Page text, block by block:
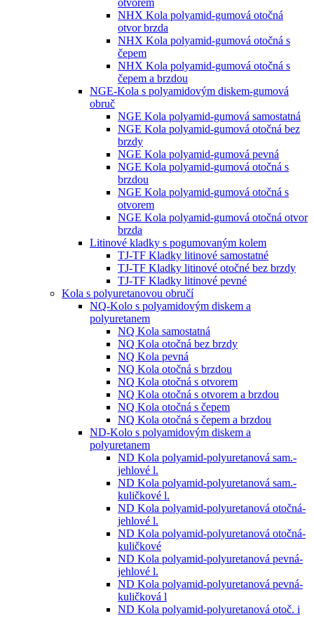
otvorem
NHX Kola polyamid-gumová otočná
otvor brzda
NHX Kola polyamid-gumová otočná s
čepem
NHX Kola polyamid-gumová otočná s
čepem a brzdou
NGE-Kola s polyamidovým diskem-gumová
obruč
NGE Kola polyamid-gumová samostatná
NGE Kola polyamid-gumová otočná bez
brzdy
NGE Kola polyamid-gumová pevná
NGE Kola polyamid-gumová otočná s
brzdou
NGE Kola polyamid-gumová otočná s
otvorem
NGE Kola polyamid-gumová otočná otvor
brzda
Litinové kladky s pogumovaným kolem
TJ-TF Kladky litinové samostatné
TJ-TF Kladky litinové otočné bez brzdy
TJ-TF Kladky litinové pevné
Kola s polyuretanovou obručí
NQ-Kolo s polyamidovým diskem a
polyuretanem
NQ Kola samostatná
NQ Kola otočná bez brzdy
NQ Kola pevná
NQ Kola otočná s brzdou
NQ Kola otočná s otvorem
NQ Kola otočná s otvorem a brzdou
NQ Kola otočná s čepem
NQ Kola otočná s čepem a brzdou
ND-Kolo s polyamidovým diskem a
polyuretanem
ND Kola polyamid-polyuretanová sam.-
jehlové l.
ND Kola polyamid-polyuretanová sam.-
kuličkové l.
ND Kola polyamid-polyuretanová otočná-
jehlové l.
ND Kola polyamid-polyuretanová otočná-
kuličkové
ND Kola polyamid-polyuretanová pevná-
jehlové l.
ND Kola polyamid-polyuretanová pevná-
kuličková l
ND Kola polyamid-polyuretanová otoč. i